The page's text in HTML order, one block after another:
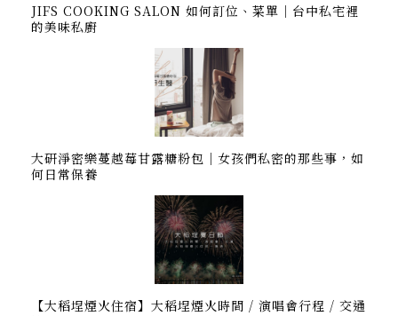
JIFS COOKING SALON 如何訂位、菜單｜台中私宅裡
的美味私廚
大研淨密樂蔓越莓甘露糖粉包｜女孩們私密的那些事，如
何日常保養
【大稻埕煙火住宿】大稻埕煙火時間 / 演唱會行程 / 交通